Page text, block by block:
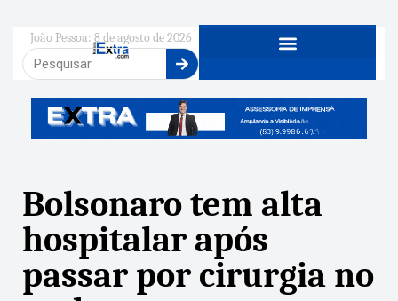
João Pessoa: 8 de agosto de 2026
Bolsonaro tem alta
hospitalar após
passar por cirurgia no